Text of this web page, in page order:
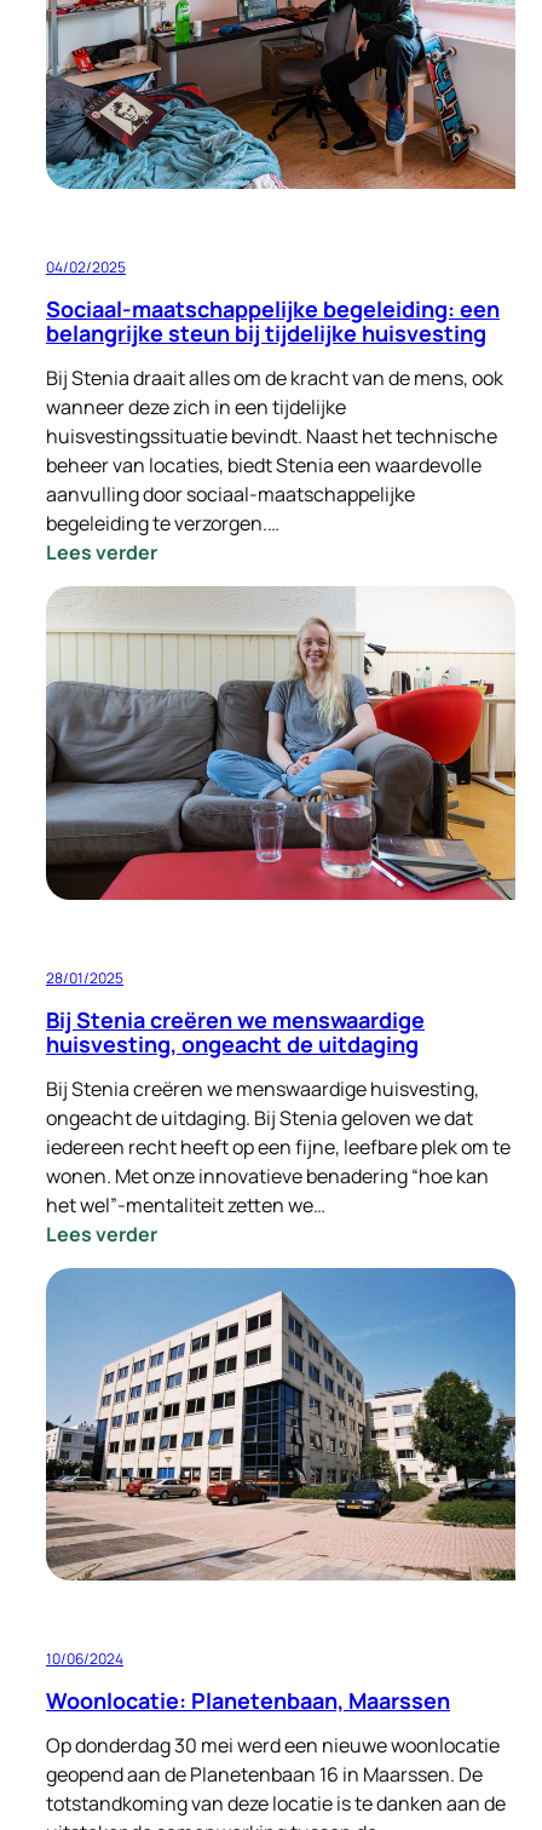
Nieuw
Begin
voor
Oekraïense
Vluchtelingen
04/02/2025
Sociaal-maatschappelijke begeleiding: een
belangrijke steun bij tijdelijke huisvesting
Bij Stenia draait alles om de kracht van de mens, ook
wanneer deze zich in een tijdelijke
huisvestingssituatie bevindt. Naast het technische
beheer van locaties, biedt Stenia een waardevolle
aanvulling door sociaal-maatschappelijke
begeleiding te verzorgen.…
Lees verder:
Sociaal-
maatschappelijke
begeleiding:
belangrijke
steun
bij
tijdelijke
huisvesting
28/01/2025
Bij Stenia creëren we menswaardige
huisvesting, ongeacht de uitdaging
Bij Stenia creëren we menswaardige huisvesting,
ongeacht de uitdaging. Bij Stenia geloven we dat
iedereen recht heeft op een fijne, leefbare plek om te
wonen. Met onze innovatieve benadering “hoe kan
het wel”-mentaliteit zetten we…
Lees verder:
Bij
creëren
we
menswaardige
huisvesting,
ongeacht
de
uitdaging
10/06/2024
Woonlocatie: Planetenbaan, Maarssen
Op donderdag 30 mei werd een nieuwe woonlocatie
geopend aan de Planetenbaan 16 in Maarssen. De
totstandkoming van deze locatie is te danken aan de